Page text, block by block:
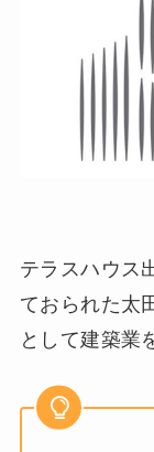
テラスハウス
ておられた太
として建築業